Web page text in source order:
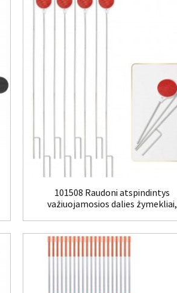
101508 Raudoni atspindintys
važiuojamosios dalies žymekliai,